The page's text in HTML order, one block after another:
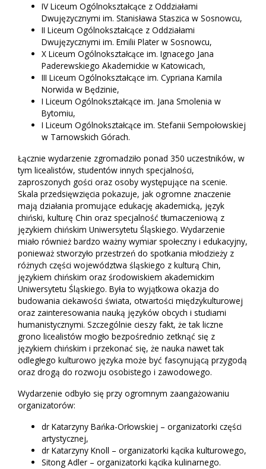
IV Liceum Ogólnokształcące z Oddziałami
Dwujęzycznymi im. Stanisława Staszica w Sosnowcu,
II Liceum Ogólnokształcące z Oddziałami
Dwujęzycznymi im. Emilii Plater w Sosnowcu,
X Liceum Ogólnokształcące im. Ignacego Jana
Paderewskiego Akademickie w Katowicach,
III Liceum Ogólnokształcące im. Cypriana Kamila
Norwida w Będzinie,
I Liceum Ogólnokształcące im. Jana Smolenia w
Bytomiu,
I Liceum Ogólnokształcące im. Stefanii Sempołowskiej
w Tarnowskich Górach.
Łącznie wydarzenie zgromadziło ponad 350 uczestników, w
tym licealistów, studentów innych specjalności,
zaproszonych gości oraz osoby występujące na scenie.
Skala przedsięwzięcia pokazuje, jak ogromne znaczenie
mają działania promujące edukację akademicką, język
chiński, kulturę Chin oraz specjalność tłumaczeniową z
językiem chińskim Uniwersytetu Śląskiego. Wydarzenie
miało również bardzo ważny wymiar społeczny i edukacyjny,
ponieważ stworzyło przestrzeń do spotkania młodzieży z
różnych części województwa śląskiego z kulturą Chin,
językiem chińskim oraz środowiskiem akademickim
Uniwersytetu Śląskiego. Była to wyjątkowa okazja do
budowania ciekawości świata, otwartości międzykulturowej
oraz zainteresowania nauką języków obcych i studiami
humanistycznymi. Szczególnie cieszy fakt, że tak liczne
grono licealistów mogło bezpośrednio zetknąć się z
językiem chińskim i przekonać się, że nauka nawet tak
odległego kulturowo języka może być fascynującą przygodą
oraz drogą do rozwoju osobistego i zawodowego.
Wydarzenie odbyło się przy ogromnym zaangażowaniu
organizatorów:
dr Katarzyny Bańka-Orłowskiej – organizatorki części
artystycznej,
dr Katarzyny Knoll – organizatorki kącika kulturowego,
Sitong Adler – organizatorki kącika kulinarnego.